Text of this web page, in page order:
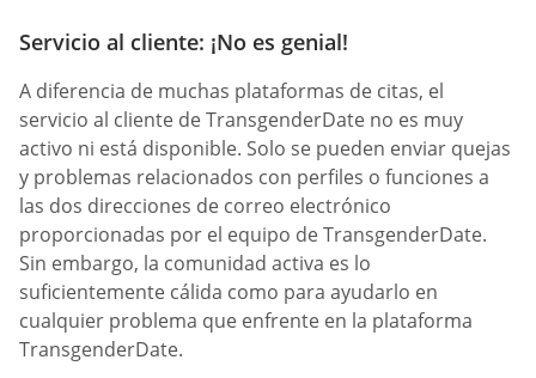
Servicio al cliente: ¡No es genial!
A diferencia de muchas plataformas de citas, el
servicio al cliente de TransgenderDate no es muy
activo ni está disponible. Solo se pueden enviar quejas
y problemas relacionados con perfiles o funciones a
las dos direcciones de correo electrónico
proporcionadas por el equipo de TransgenderDate.
Sin embargo, la comunidad activa es lo
suficientemente cálida como para ayudarlo en
cualquier problema que enfrente en la plataforma
TransgenderDate.